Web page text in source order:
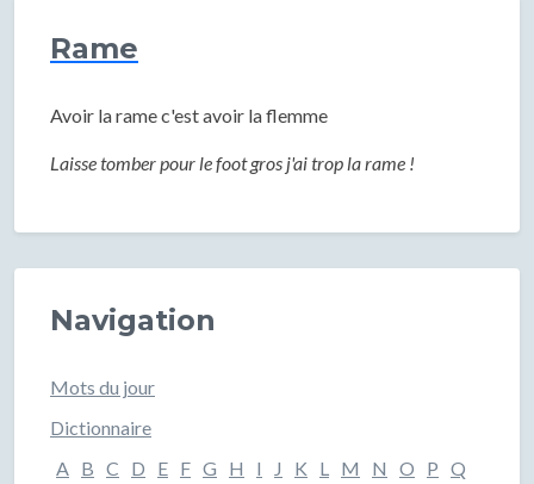
Rame
Avoir la rame c'est avoir la flemme
Laisse tomber pour le foot gros j'ai trop la rame !
Navigation
Mots du jour
Dictionnaire
A B C D E F G H I J K L M N O P Q